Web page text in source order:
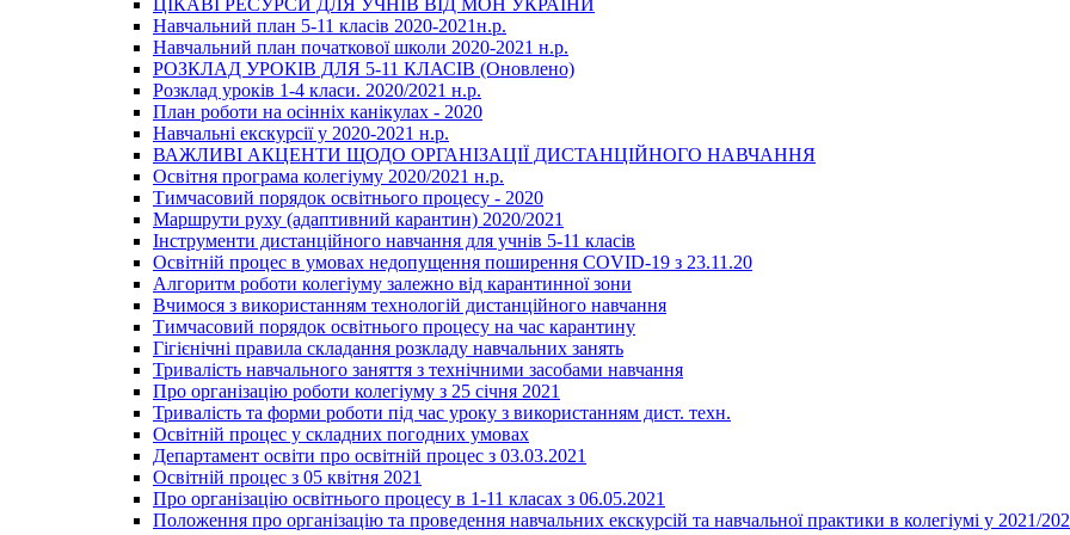
ЦІКАВІ РЕСУРСИ ДЛЯ УЧНІВ ВІД МОН УКРАЇНИ
Навчальний план 5-11 класів 2020-2021н.р.
Навчальний план початкової школи 2020-2021 н.р.
РОЗКЛАД УРОКІВ ДЛЯ 5-11 КЛАСІВ (Оновлено)
Розклад уроків 1-4 класи. 2020/2021 н.р.
План роботи на осінніх канікулах - 2020
Навчальні екскурсії у 2020-2021 н.р.
ВАЖЛИВІ АКЦЕНТИ ЩОДО ОРГАНІЗАЦІЇ ДИСТАНЦІЙНОГО НАВЧАННЯ
Освітня програма колегіуму 2020/2021 н.р.
Тимчасовий порядок освітнього процесу - 2020
Маршрути руху (адаптивний карантин) 2020/2021
Інструменти дистанційного навчання для учнів 5-11 класів
Освітній процес в умовах недопущення поширення COVID-19 з 23.11.20
Алгоритм роботи колегіуму залежно від карантинної зони
Вчимося з використанням технологій дистанційного навчання
Тимчасовий порядок освітнього процесу на час карантину
Гігієнічні правила складання розкладу навчальних занять
Тривалість навчального заняття з технічними засобами навчання
Про організацію роботи колегіуму з 25 січня 2021
Тривалість та форми роботи під час уроку з використанням дист. техн.
Освітній процес у складних погодних умовах
Департамент освіти про освітній процес з 03.03.2021
Освітній процес з 05 квітня 2021
Про організацію освітнього процесу в 1-11 класах з 06.05.2021
Положення про організацію та проведення навчальних екскурсій та навчальної практики в колегіумі у 2021/